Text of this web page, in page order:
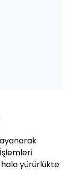
İşlemleri
yürürlükte